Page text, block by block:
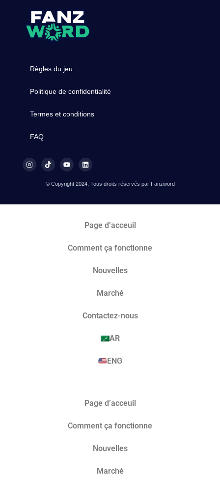
Règles du jeu
Politique de confidentialité
Termes et conditions
FAQ
© Copyright 2024, Tous droits réservés par Fanzword
Page d’acceuil
Comment ça fonctionne
Nouvelles
Marché​
Contactez-nous
AR
ENG
Page d’acceuil
Comment ça fonctionne
Nouvelles
Marché​